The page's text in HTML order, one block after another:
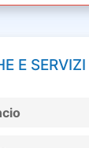
E SERVIZI